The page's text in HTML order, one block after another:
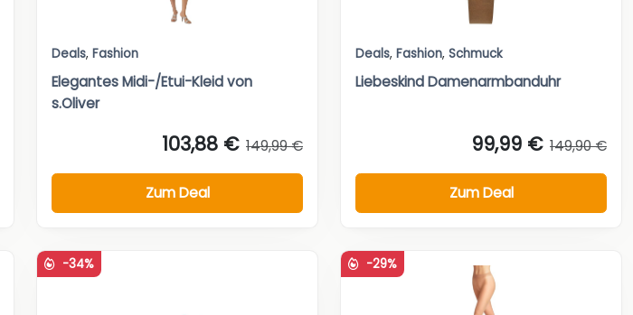
Deals, Fashion
Elegantes Midi-/Etui-Kleid von
s.Oliver
103,88 € 149,99 €
Zum Deal
Deals, Fashion, Schmuck
Liebeskind Damenarmbanduhr
99,99 € 149,90 €
Zum Deal
-34% -29%